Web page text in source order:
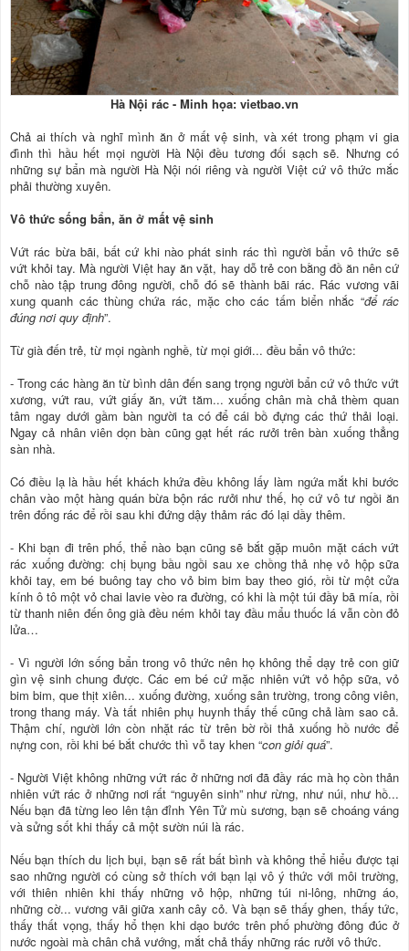
Hà Nội rác - Minh họa: vietbao.vn
Chả ai thích và nghĩ mình ăn ở mất vệ sinh, và xét trong phạm vi gia
đình thì hầu hết mọi người Hà Nội đều tương đối sạch sẽ. Nhưng có
những sự bẩn mà người Hà Nội nói riêng và người Việt cứ vô thức mắc
phải thường xuyên.
Vô thức sống bẩn, ăn ở mất vệ sinh
Vứt rác bừa bãi, bất cứ khi nào phát sinh rác thì người bẩn vô thức sẽ
vứt khỏi tay. Mà người Việt hay ăn vặt, hay dỗ trẻ con bằng đồ ăn nên cứ
chỗ nào tập trung đông người, chỗ đó sẽ thành bãi rác. Rác vương vãi
xung quanh các thùng chứa rác, mặc cho các tấm biển nhắc “để rác
đúng nơi quy định”.
Từ già đến trẻ, từ mọi ngành nghề, từ mọi giới... đều bẩn vô thức:
- Trong các hàng ăn từ bình dân đến sang trọng người bẩn cứ vô thức vứt
xương, vứt rau, vứt giấy ăn, vứt tăm... xuống chân mà chả thèm quan
tâm ngay dưới gầm bàn người ta có để cái bồ đựng các thứ thải loại.
Ngay cả nhân viên dọn bàn cũng gạt hết rác rưởi trên bàn xuống thẳng
sàn nhà.
Có điều lạ là hầu hết khách khứa đều không lấy làm ngứa mắt khi bước
chân vào một hàng quán bừa bộn rác rưởi như thế, họ cứ vô tư ngồi ăn
trên đống rác để rồi sau khi đứng dậy thảm rác đó lại dầy thêm.
- Khi bạn đi trên phố, thể nào bạn cũng sẽ bắt gặp muôn mặt cách vứt
rác xuống đường: chị bụng bầu ngồi sau xe chồng thả nhẹ vỏ hộp sữa
khỏi tay, em bé buông tay cho vỏ bim bim bay theo gió, rồi từ một cửa
kính ô tô một vỏ chai lavie vèo ra đường, có khi là một túi đầy bã mía, rồi
từ thanh niên đến ông già đều ném khỏi tay đầu mẩu thuốc lá vẫn còn đỏ
lửa…
- Vì người lớn sống bẩn trong vô thức nên họ không thể dạy trẻ con giữ
gìn vệ sinh chung được. Các em bé cứ mặc nhiên vứt vỏ hộp sữa, vỏ
bim bim, que thịt xiên... xuống đường, xuống sân trường, trong công viên,
trong thang máy. Và tất nhiên phụ huynh thấy thế cũng chả làm sao cả.
Thậm chí, người lớn còn nhặt rác từ trên bờ rồi thả xuống hồ nước để
nựng con, rồi khi bé bắt chước thì vỗ tay khen “con giỏi quá”.
- Người Việt không những vứt rác ở những nơi đã đầy rác mà họ còn thản
nhiên vứt rác ở những nơi rất “nguyên sinh” như rừng, như núi, như hồ...
Nếu bạn đã từng leo lên tận đỉnh Yên Tử mù sương, bạn sẽ choáng váng
và sửng sốt khi thấy cả một sườn núi là rác.
Nếu bạn thích du lịch bụi, bạn sẽ rất bất bình và không thể hiểu được tại
sao những người có cùng sở thích với bạn lại vô ý thức với môi trường,
với thiên nhiên khi thấy những vỏ hộp, những túi ni-lông, những áo,
những cờ... vương vãi giữa xanh cây cỏ. Và bạn sẽ thấy ghen, thấy tức,
thấy thất vọng, thấy hổ thẹn khi dạo bước trên phố phường đông đúc ở
nước ngoài mà chân chả vướng, mắt chả thấy những rác rưởi vô thức.